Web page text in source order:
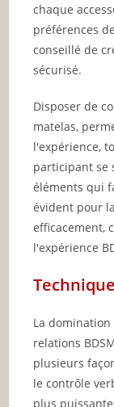
chaque
préférences
conseillé de
sécurisé.
Disposer de
matelas,
l'expérience,
participant se
éléments qui
évident pour
efficacement,
l'expérience
La
relations
plusieurs
le contrôle
plus